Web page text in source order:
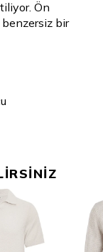
Ön
benzersiz bir